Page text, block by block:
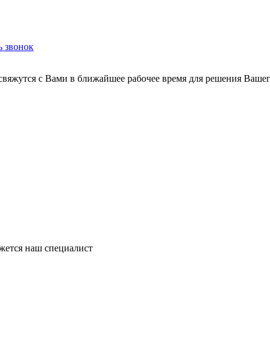
звонок
с Вами в ближайшее рабочее время для решения
наш специалист